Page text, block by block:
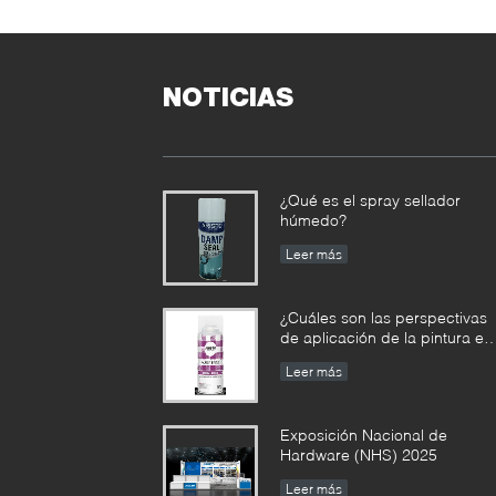
NOTICIAS
¿Qué es el spray sellador
húmedo?
Leer más
¿Cuáles son las perspectivas
de aplicación de la pintura en
Leer más
Exposición Nacional de
Hardware (NHS) 2025
Leer más